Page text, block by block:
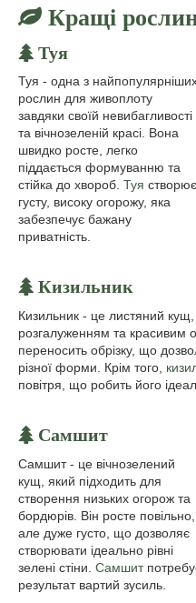
Кращі
Туя
Туя - одна з
рослин для живоплоту
завдяки своїй невибагливості
та вічнозеленій красі. Вона
швидко росте, легко
піддається формуванню та
стійка до хвороб. Туя створює
густу, високу огорожу, яка
забезпечує бажану
приватність.
Кизильник
Кизильник - це листяний кущ,
розгалуженням та красивим
переносить обрізку, що
різної форми. Крім того,
повітря, що робить його
Самшит
Самшит - це вічнозелений
кущ, який підходить для
створення низьких огорож та
бордюрів. Він росте повільно,
але дуже густо, що дозволяє
створювати ідеально рівні
зелені стіни. Самшит
результат вартий зусиль.